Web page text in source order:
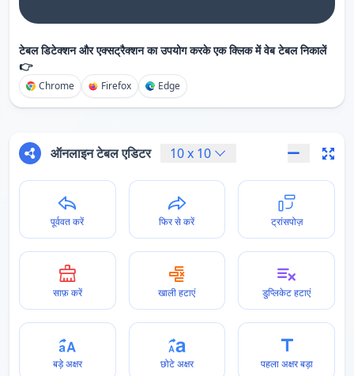
टेबल डिटेक्शन और एक्सट्रैक्शन का उपयोग करके एक क्लिक में वेब टेबल निकालें
👉
Chrome Firefox Edge
ऑनलाइन टेबल एडिटर 10x 10
पूर्ववत करें फिर से करें ट्रांसपोज़
साफ़ करें खाली हटाएं डुप्लिकेट हटाएं
बड़े अक्षर छोटे अक्षर पहला अक्षर बड़ा